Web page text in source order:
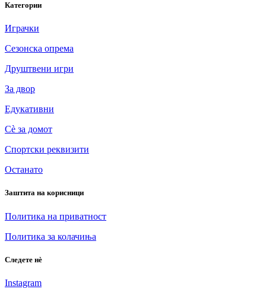
Категории
Играчки
Сезонска опрема
Друштвени игри
За двор
Едукативни
Сè за домот
Спортски реквизити
Останато
Заштита на корисници
Политика на приватност
Политика за колачиња
Следете нè
Instagram